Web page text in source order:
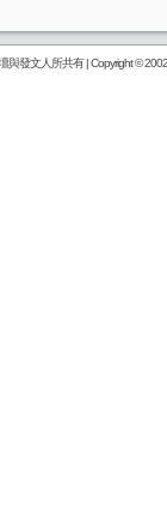
與發文人所共有 | Copyright ©